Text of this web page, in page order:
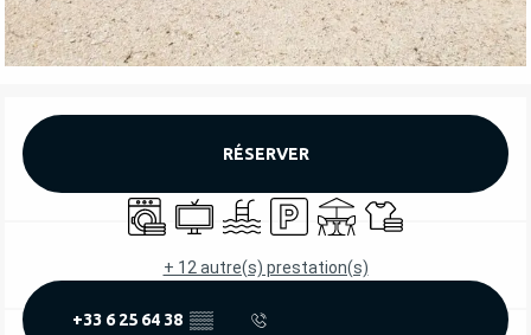
OUVERTURE ET COORDONNÉES
RÉSERVER
Lave lingeTélévision
PiscineParkingTerrasseDraps et linge
+ 12 autre(s) prestation(s)
+33 6 25 64 38 ▒▒